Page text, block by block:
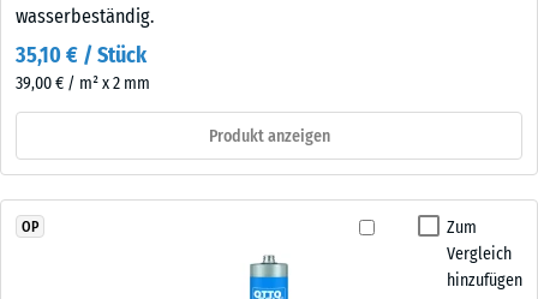
wasserbeständig.
35,10 € / Stück
39,00 € / m² x 2 mm
Produkt anzeigen
Zum
Vergleich
hinzufügen
OP